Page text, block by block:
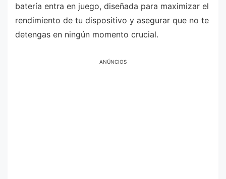
batería entra en juego, diseñada para maximizar el
rendimiento de tu dispositivo y asegurar que no te
detengas en ningún momento crucial.
ANÚNCIOS